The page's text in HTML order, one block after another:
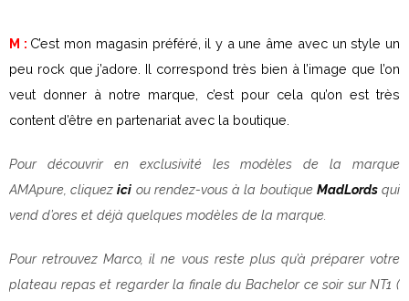
M : C’est mon magasin préféré, il y a une âme avec un style un
peu rock que j’adore. Il correspond très bien à l’image que l’on
veut donner à notre marque, c’est pour cela qu’on est très
content d’être en partenariat avec la boutique.
Pour découvrir en exclusivité les modèles de la marque
AMApure, cliquezici ou rendez-vous à la boutique MadLordsqui
vend d’ores et déjà quelques modèles de la marque.
Pour retrouvez Marco, il ne vous reste plus qu’à préparer votre
plateau repas et regarder la finale du Bachelor ce soir sur NT1 (